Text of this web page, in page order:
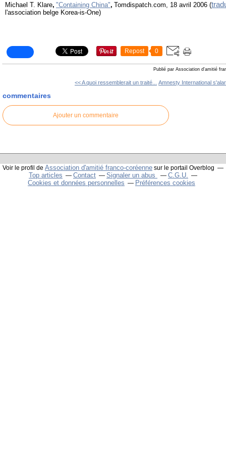
Michael T. Klare, "Containing China", Tomdispatch.com, 18 avril 2006 (
l'association belge Korea-is-One)
Repost 0
Publié par Association d'amitié
<< A quoi ressemblerait un traité... Amnesty International
commentaires
Ajouter un commentaire
Voir le profil de Association d'amitié franco-coréenne sur le portail Overblog
Top articles Contact Signaler un abus
C.G.U.
Cookies et données personnelles
Préférences cookies